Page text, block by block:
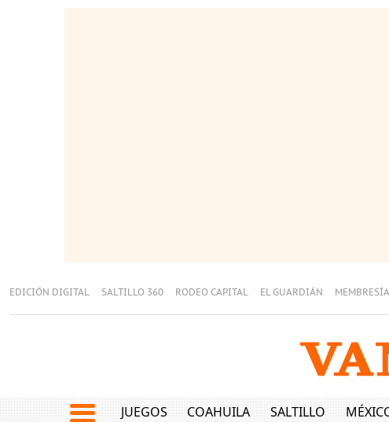
EDICIÓN DIGITAL SALTILLO 360 RODEO CAPITAL EL GUARDIÁN
JUEGOS COAHUILA SALTILLO